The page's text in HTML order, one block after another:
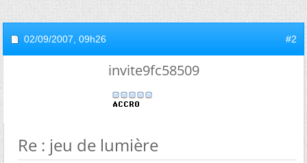
02/09/2007, 09h26 #2
invite9fc58509
Re : jeu de lumière